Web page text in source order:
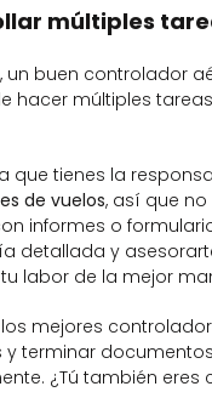
múltiples
un buen controlador
hacer múltiples
de vuelos, así que
informes o
detallada y
labor de la mejor
mejores
y terminar documentos
¿Tú también eres